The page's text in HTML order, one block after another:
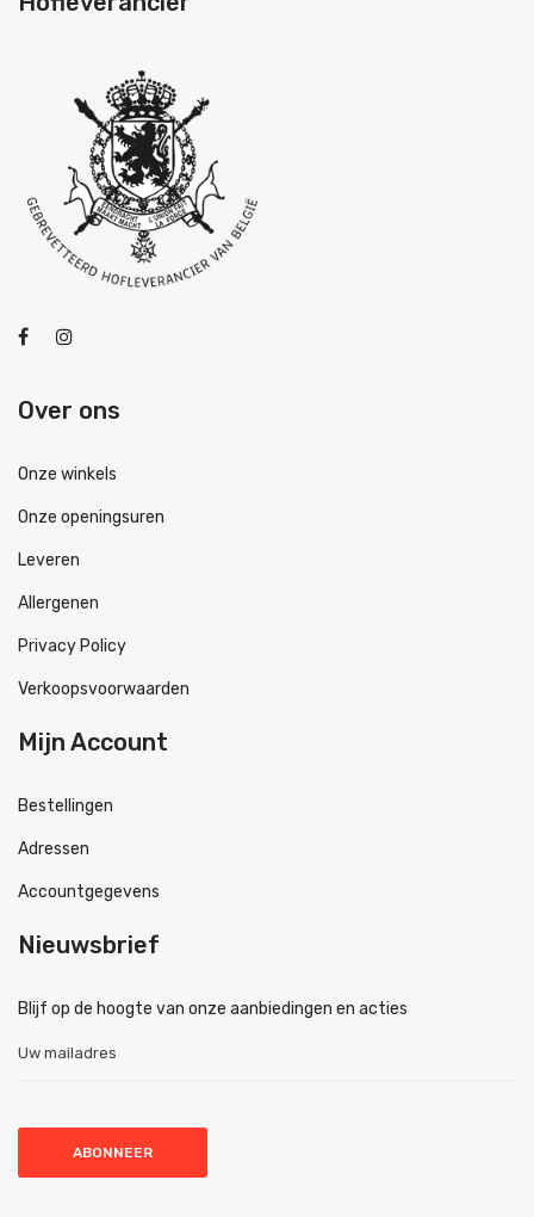
Over ons
Onze winkels
Onze openingsuren
Leveren
Allergenen
Privacy Policy
Verkoopsvoorwaarden
Mijn Account
Bestellingen
Adressen
Accountgegevens
Nieuwsbrief
Blijf op de hoogte van onze aanbiedingen en acties